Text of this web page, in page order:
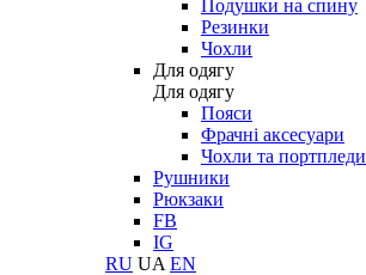
Подушки на спину
Резинки
Чохли
Для одягу
Для одягу
Пояси
Фрачні аксесуари
Чохли та портпледи
Рушники
Рюкзаки
FB
IG
RU UA EN